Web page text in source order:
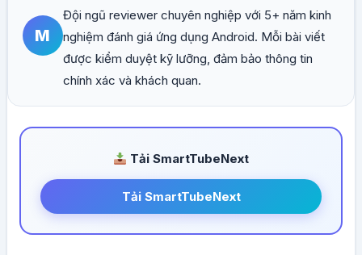
M
Đội ngũ reviewer chuyên nghiệp với 5+ năm kinh
nghiệm đánh giá ứng dụng Android. Mỗi bài viết
được kiểm duyệt kỹ lưỡng, đảm bảo thông tin
chính xác và khách quan.
Tải SmartTubeNext
Tải SmartTubeNext